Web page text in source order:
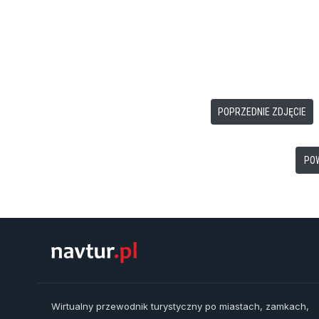
POPRZEDNIE ZDJĘCIE
Wirtualny przewodnik turystyczny po miastach, zamkach,